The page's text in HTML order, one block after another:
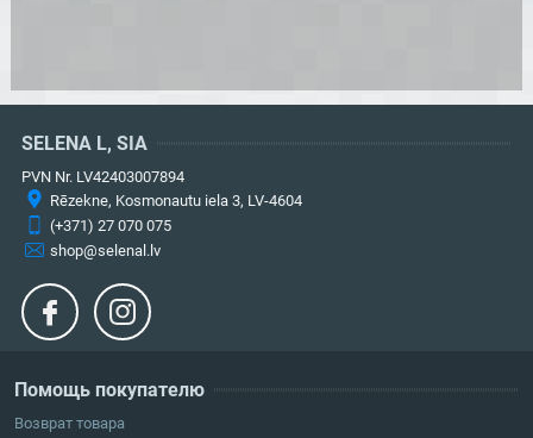
Помощь покупателю
Возврат товара
SELENA L, SIA
PVN Nr. LV42403007894
Rēzekne, Kosmonautu iela 3, LV-4604
(+371) 27 070 075
shop@selenal.lv